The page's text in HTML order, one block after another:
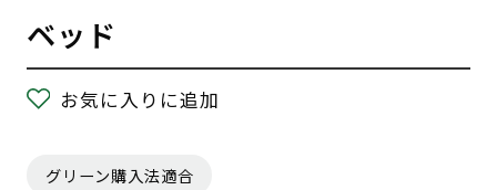
ベッド
お気に入りに追加
グリーン購入法適合